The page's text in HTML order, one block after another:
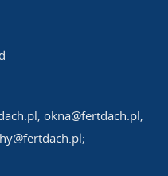
okna@fertdach.pl;